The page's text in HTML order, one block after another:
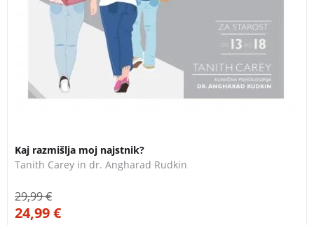
Kaj razmišlja moj najstnik?
Tanith Carey in dr. Angharad Rudkin
29,99€
24,99€